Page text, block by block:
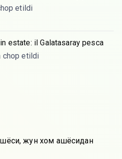
etildi
estate: il Galatasaray pesca
chop etildi
жун хом ашёсидан